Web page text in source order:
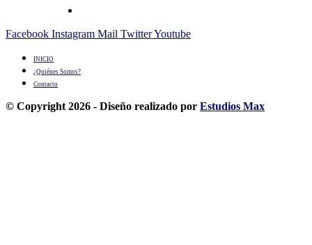
Facebook Instagram Mail TwitterYoutube
INICIO
¿Quiénes Somos?
Contacto
© Copyright 2026 - Diseño realizado por Estudios Max